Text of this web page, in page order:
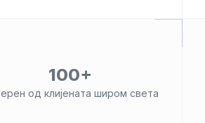
100+
од клијената широм света